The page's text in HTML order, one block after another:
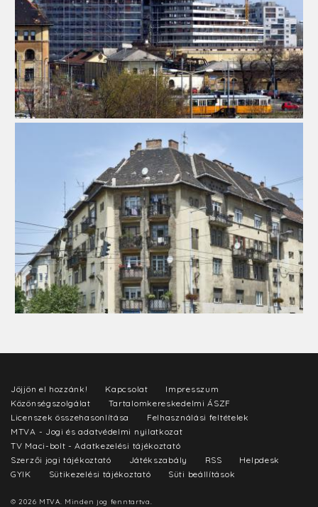
Jöjjön el hozzánk! Kapcsolat
Impresszum
Közönségszolgálat
Tartalomkereskedelmi ÁSZF
Licenszek összehasonlítása
Felhasználási feltételek
MTVA - Jogi és adatvédelmi nyilatkozat
TV Maci-bolt - Adatkezelési tájékoztató
Szerzői jogi tájékoztató
Játékszabály RSS
Helpdesk
GYIK
Sütikezelési tájékoztató Süti beállítások
© 2026 MTVA. Minden jog fenntartva.